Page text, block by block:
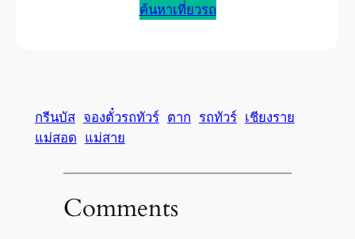
ค้นหาเที่ยวรถ
กรีนบัส จองตั๋วรถทัวร์ ตาก รถทัวร์ เชียงราย
แม่สอด แม่สาย
Comments